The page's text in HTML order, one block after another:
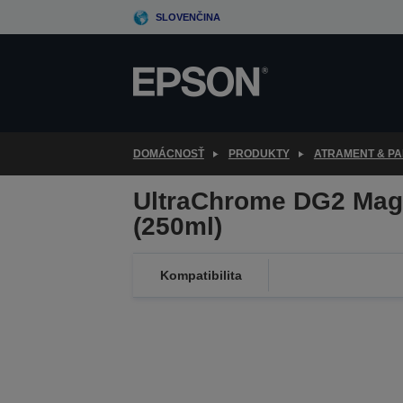
to
SLOVENČINA
DOMÁCNOSŤ PRODUKTY ATRAMENT &
UltraChrome DG2
(250ml)
Kompatibilita